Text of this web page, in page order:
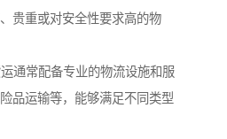
贵重或对安全性要求高的物
通常配备专业的物流设施和服
品运输等，能够满足不同类型